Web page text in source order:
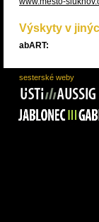
Výskyty v
abART:
sesterské weby